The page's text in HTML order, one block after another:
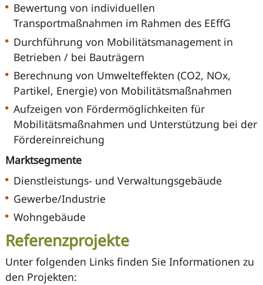
Bewertung von individuellen
Transportmaßnahmen im Rahmen des EEffG
Durchführung von Mobilitätsmanagement in
Betrieben / bei Bauträgern
Berechnung von Umwelteffekten (CO2, NOx,
Partikel, Energie) von Mobilitätsmaßnahmen
Aufzeigen von Fördermöglichkeiten für
Mobilitätsmaßnahmen und Unterstützung bei der
Fördereinreichung
Marktsegmente
Dienstleistungs- und Verwaltungsgebäude
Gewerbe/Industrie
Wohngebäude
Referenzprojekte
Unter folgenden Links finden Sie Informationen zu
den Projekten: